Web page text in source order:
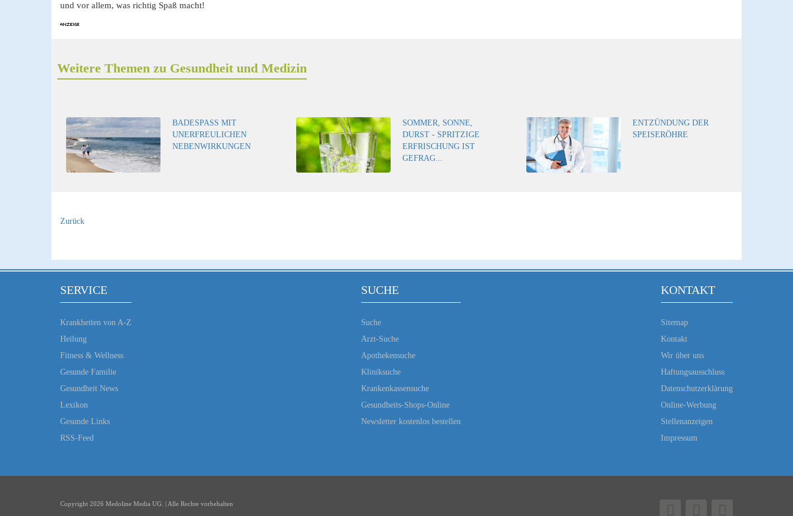
und vor allem, was richtig Spaß macht!
Weitere Themen zu Gesundheit und Medizin
BADESPASS MIT U
NERFREULICHEN N
EBENWIRKUNGEN
SOMMER, SONNE,
DURST - SPRITZIGE
ERFRISCHUNG IST
GEFRAG...
ENTZÜNDUNG DER
SPEISERÖHRE
Zurück
SERVICE
Krankheiten von A-Z
Heilung
Fitness & Wellness
Gesunde Familie
Gesundheit News
Lexikon
Gesunde Links
RSS-Feed
SUCHE
Suche
Arzt-Suche
Apothekensuche
Kliniksuche
Krankenkassensuche
Gesundheits-Shops-Online
Newsletter kostenlos bestellen
KONTAKT
Sitemap
Kontakt
Wir über uns
Haftungsausschluss
Datenschutzerklärung
Online-Werbung
Stellenanzeigen
Impressum
Copyright 2026 Medoline Media UG. | Alle Rechte vorbehalten